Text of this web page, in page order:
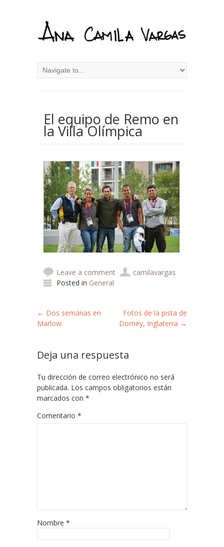
El equipo de Remo en
la Villa Olímpica
Leave a comment
camilavargas
Posted in General
Post navigation
← Dos semanas en
Marlow
Fotos de la pista de
Dorney, Inglaterra →
Deja una respuesta
Tu dirección de correo electrónico no será
publicada. Los campos obligatorios están
marcados con *
Comentario *
Nombre *